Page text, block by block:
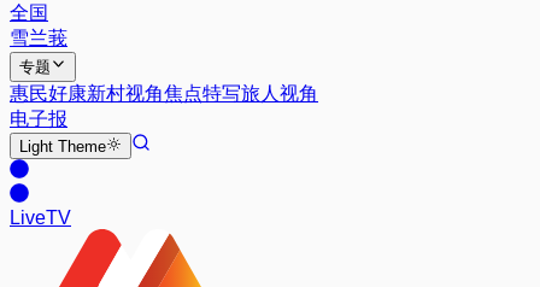
全国
雪兰莪
专题
惠民好康新村视角焦点特写旅人视角
电子报
Light Theme
LiveTV